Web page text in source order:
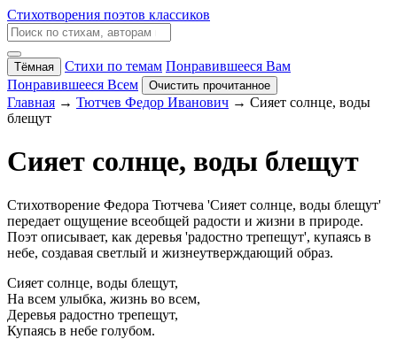
Стихотворения поэтов классиков
Тёмная Стихи по темам Понравившееся Вам
Понравившееся Всем
Очистить прочитанное
Главная → Тютчев Федор Иванович → Сияет солнце, воды
блещут
Сияет солнце, воды блещут
Стихотворение Федора Тютчева 'Сияет солнце, воды блещут'
передает ощущение всеобщей радости и жизни в природе.
Поэт описывает, как деревья 'радостно трепещут', купаясь в
небе, создавая светлый и жизнеутверждающий образ.
Сияет солнце, воды блещут,
На всем улыбка, жизнь во всем,
Деревья радостно трепещут,
Купаясь в небе голубом.